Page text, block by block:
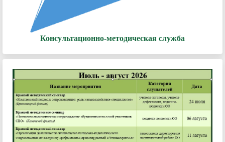
Консультационно-методическая служба